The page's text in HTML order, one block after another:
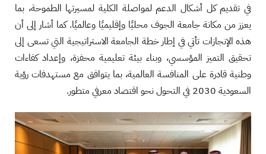
في تقديم كل أشكال الدعم لمواصلة الكلية لمسيرتها الطموحة، بما
يعزز من مكانة جامعة الجوف محليًا وإقليميًا وعالميًا. كما أشار إلى أن
هذه الإنجازات تأتي في إطار خطة الجامعة الاستراتيجية التي تسعى إلى
تحقيق التميز المؤسسي، وبناء بيئة تعليمية محفزة، وإعداد كفاءات
وطنية قادرة على المنافسة العالمية، بما يتوافق مع مستهدفات رؤية
السعودية 2030 في التحول نحو اقتصاد معرفي متطور.